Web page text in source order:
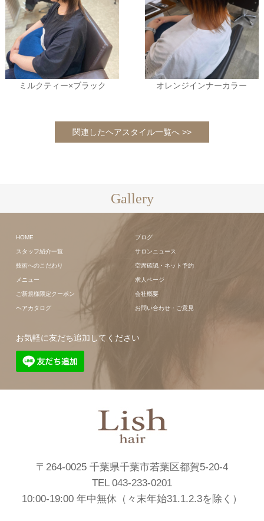
ミルクティー×ブラック オレンジインナーカラー
関連したヘアスタイル一覧へ >>
Gallery
HOME
スタッフ紹介一覧
技術へのこだわり
メニュー
ご新規様限定クーポン
ヘアカタログ
ブログ
サロンニュース
空席確認・ネット予約
求人ページ
会社概要
お問い合わせ・ご意見
お気軽に友だち追加してください
〒264-0025 千葉県千葉市若葉区都賀5-20-4
TEL 043-233-0201
10:00-19:00 年中無休（々末年始31.1.2.3を除く）